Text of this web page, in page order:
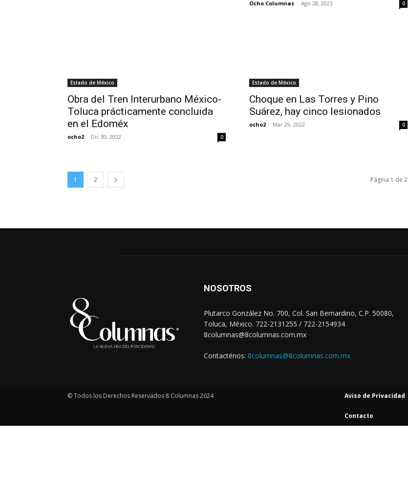
Ocho Columnas - Ago 28, 2023 0
Estado de México
Obra del Tren Interurbano México-
Toluca prácticamente concluida
en el Edoméx
ocho2 - Dic 30, 2022 0
Estado de México
Choque en Las Torres y Pino
Suárez, hay cinco lesionados
ocho2 - Mar 29, 2022 0
1 2 Página 1 de 2
NOSOTROS
Plutarco González No. 700, Col. San Bernardino, C.P. 50080,
Toluca, México. 722-2131255 / 722-2154934
8columnas@8columnas.com.mx
Contacténos: 8columnas@8columnas.com.mx
© Todos los Derechos Reservados 8 Columnas 2024 Aviso de Privacidad
Contacto